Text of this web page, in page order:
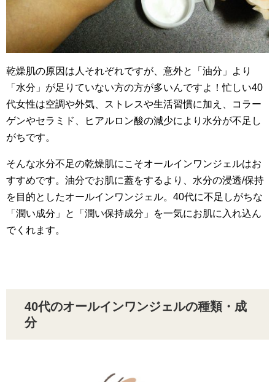
乾燥肌の原因は人それぞれですが、意外と「油分」より
「水分」が足りていない方の方が多いんですよ！忙しい40
代女性は空調や外気、ストレスや生活習慣に加え、コラー
ゲンやセラミド、ヒアルロン酸の減少により水分が不足し
がちです。
そんな水分不足の乾燥肌にこそオールインワンジェルはお
すすめです。油分でお肌に蓋をするより、水分の浸透/保持
を目的としたオールインワンジェル。40代に不足しがちな
「潤い成分」と「潤い保持成分」を一気にお肌に入れ込ん
でくれます。
40代のオールインワンジェルの種類・成
分